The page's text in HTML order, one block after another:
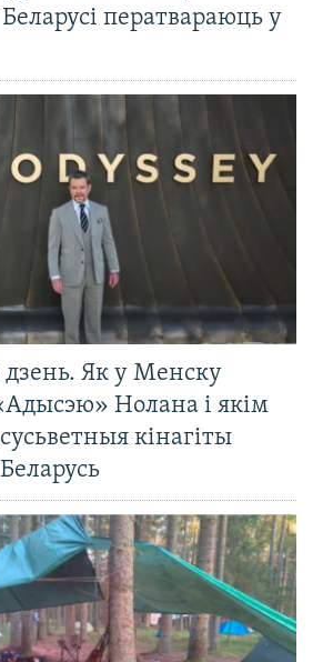
ператвараюць у
дзень. Як у Менску
Нолана і якім
кінагіты